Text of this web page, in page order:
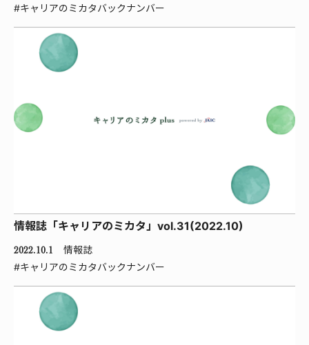
#キャリアのミカタバックナンバー
情報誌「キャリアのミカタ」vol.31(2022.10)
2022.10.1
情報誌
#キャリアのミカタバックナンバー